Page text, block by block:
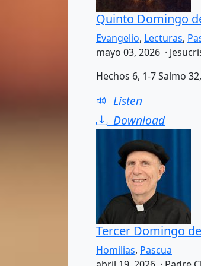
Quinto Domingo
Evangelio, Lecturas,
mayo 03, 2026 ·
Hechos 6, 1-7 Salmo
Listen
Download
Tercer Domingo
Homilias, Pascua